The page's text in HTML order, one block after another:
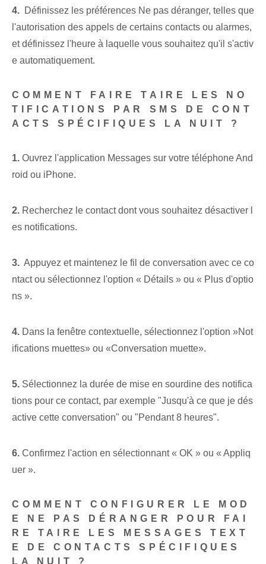
4. ⁣ Définissez les préférences Ne pas déranger, telles que
l'autorisation des appels de certains contacts ou alarmes,
et définissez l'heure à laquelle vous souhaitez qu'il s'activ
e automatiquement.
COMMENT FAIRE TAIRE LES NO
TIFICATIONS PAR SMS DE CONT
ACTS SPÉCIFIQUES LA NUIT ?
1. Ouvrez l'application Messages sur votre téléphone And
roid ou iPhone.
2. Recherchez le contact dont vous souhaitez désactiver l
es notifications.
3. ⁣ Appuyez et maintenez le fil de conversation ‌avec ⁣ce co
ntact ou sélectionnez l'option « Détails » ou « Plus d'optio
ns ».
4. Dans la fenêtre contextuelle, sélectionnez l'option ⁢»Not
ifications muettes» ou «Conversation muette».
5. ⁣Sélectionnez la durée de mise en sourdine des notifica
tions pour ce contact, par exemple "Jusqu'à ce que je dés
active cette conversation" ou "Pendant 8 heures".
6. Confirmez l'action en sélectionnant « OK » ou « Appliq
uer ».
COMMENT CONFIGURER LE MOD
E NE PAS DÉRANGER POUR FAI
RE TAIRE LES MESSAGES TEXT
E DE CONTACTS SPÉCIFIQUES
LA NUIT ?